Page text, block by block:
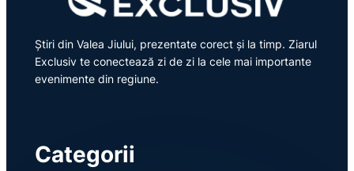
Știri din Valea Jiului, prezentate corect și la timp. Ziarul
Exclusiv te conectează zi de zi la cele mai importante
evenimente din regiune.
Categorii